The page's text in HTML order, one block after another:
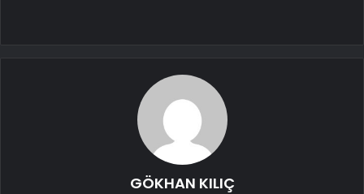
GÖKHAN KILIÇ